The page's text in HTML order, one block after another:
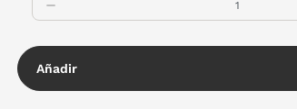
Añadir